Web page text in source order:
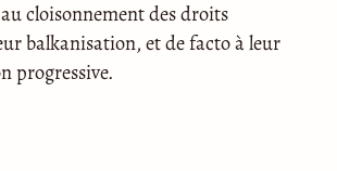
cloisonnement des droits
balkanisation, et de facto à leur
progressive.